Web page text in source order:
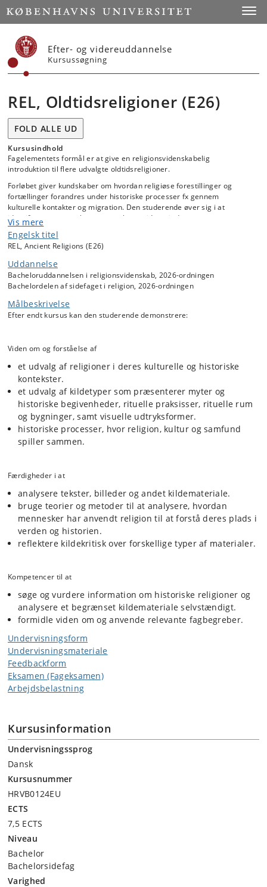
Start
Efter- og videreuddannelse
Kursussøgning
REL, Oldtidsreligioner (E26)
FOLD ALLE UD
Kursusindhold
Fagelementets formål er at give en religionsvidenskabelig
introduktion til flere udvalgte oldtidsreligioner.
Forløbet giver kundskaber om hvordan religiøse forestillinger og
fortællinger forandres under historiske processer fx gennem
kulturelle kontakter og migration. Den studerende øver sig i at
identificere sammenhænge over lange tidsperioder og store
geografiske områder. Desuden styrker fagelementet den studerendes
evne til at kritisk analysere historiske tekster (herunder myter og
historiske fortællinger), visuelt materiale, arkæologiske fund og andre
relevante kilder.
I forløbet studeres hvordan centrale religiøse tanker og praksisformer
er repræsenterede i bestemte historiske miljøer. I fagelementet
undersøges, hvordan mennesker i fjerne tider forestillede sig kosmos,
guder, dæmoner, deres forhold til naturen og indbyrdes menneskelige
hierarkier, samt hvordan de forstod deres relationer til andre
Vis mere
Engelsk titel
REL, Ancient Religions (E26)
Uddannelse
Bacheloruddannelsen i religionsvidenskab, 2026-ordningen
Bachelordelen af sidefaget i religion, 2026-ordningen
Målbeskrivelse
Efter endt kursus kan den studerende demonstrere:
Viden om og forståelse af
et udvalg af religioner i deres kulturelle og historiske
kontekster.
et udvalg af kildetyper som præsenterer myter og
historiske begivenheder, rituelle praksisser, rituelle rum
og bygninger, samt visuelle udtryksformer.
historiske processer, hvor religion, kultur og samfund
spiller sammen.
Færdigheder i at
analysere tekster, billeder og andet kildemateriale.
bruge teorier og metoder til at analysere, hvordan
mennesker har anvendt religion til at forstå deres plads i
verden og historien.
reflektere kildekritisk over forskellige typer af materialer.
Kompetencer til at
søge og vurdere information om historiske religioner og
analysere et begrænset kildemateriale selvstændigt.
formidle viden om og anvende relevante fagbegreber.
Undervisningsform
Undervisningsmateriale
Feedbackform
Eksamen (Fageksamen)
Arbejdsbelastning
Kursusinformation
Undervisningssprog
Dansk
Kursusnummer
HRVB0124EU
ECTS
7,5 ECTS
Niveau
Bachelor
Bachelorsidefag
Varighed